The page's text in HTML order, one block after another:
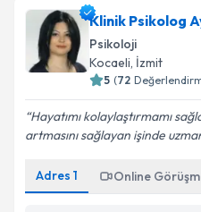
Klinik Psikolog
Psikoloji
Kocaeli, İzmit
5 (72
Hayatımı kolaylaştırmamı
artmasını sağlayan işinde
Adres 1 Online